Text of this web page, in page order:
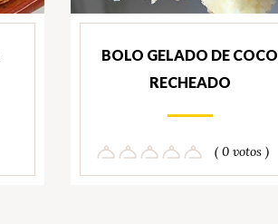
BOLO GELADO DE COCO
RECHEADO
( 0 votos )